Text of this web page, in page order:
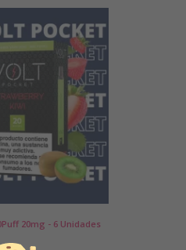
20mg - 6 Unidades